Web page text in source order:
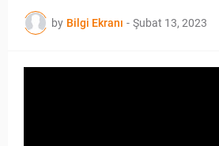
by Bilgi Ekranı - Şubat 13, 2023